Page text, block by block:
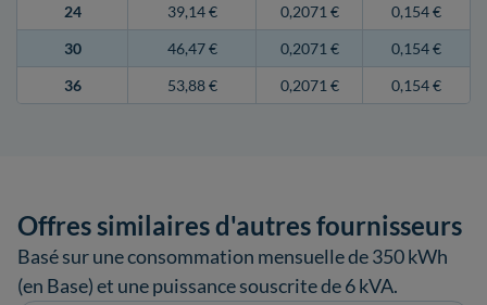
24 39,14 € 0,2071 €
0,154 €
30
46,47 € 0,2071 €
0,154 €
36
53,88 € 0,2071 € 0,154 €
Offres similaires d'autres fournisseurs
Basé sur une consommation mensuelle de 350 kWh
(en Base) et une puissance souscrite de 6 kVA.